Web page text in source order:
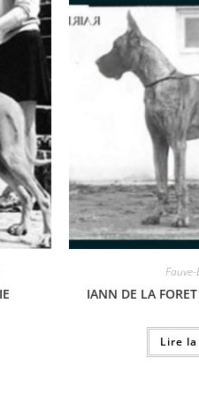
IANN DE LA FORET
Lire